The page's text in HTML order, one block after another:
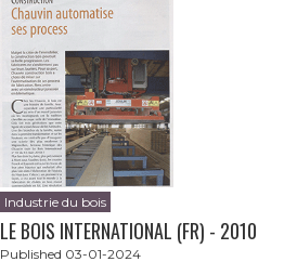
Industrie du bois
LE BOIS INTERNATIONAL (FR) - 2010
Published 03-01-2024